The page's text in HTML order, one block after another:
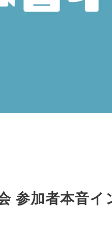
参加者本音イ